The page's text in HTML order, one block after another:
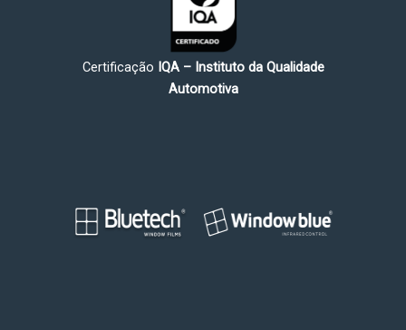
Certificação IQA – Instituto da Qualidade
Automotiva